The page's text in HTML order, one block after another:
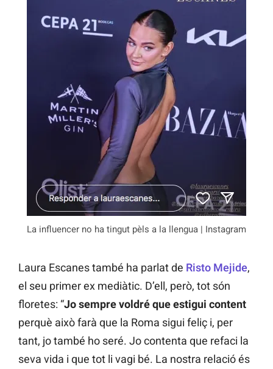
La influencer no ha tingut pèls a la llengua | Instagram
Laura Escanes també ha parlat de Risto Mejide,
el seu primer ex mediàtic. D’ell, però, tot són
floretes: “Jo sempre voldré que estigui content
perquè això farà que la Roma sigui feliç i, per
tant, jo també ho seré. Jo contenta que refaci la
seva vida i que tot li vagi bé. La nostra relació és